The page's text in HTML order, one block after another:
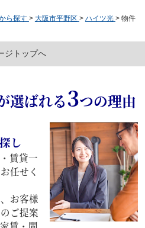
ら探す > 大阪市平野区 > ハイツ光 > 物件
ジトップへ
選ばれる3つの理由
し
賃貸一
任せく
お客様
ご提案